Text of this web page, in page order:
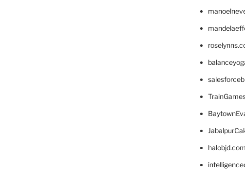
halobjd.com